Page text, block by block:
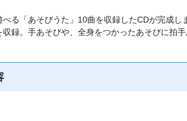
べる「あそびうた」10曲を収録したCDが完成
収録。手あそびや、全身をつかったあそびに拍